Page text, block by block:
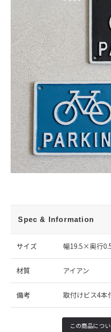
Spec & Information
サイズ 幅19.5×奥行
材質 アイアン
備考 取付けビス4本